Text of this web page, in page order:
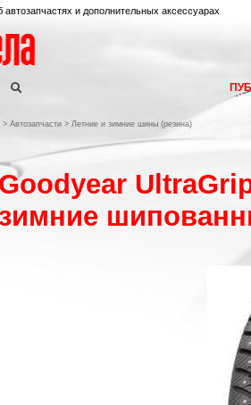
и дополнительных аксессуарах
> Автозапчасти > Летние и зимние шины (резина)
Goodyear
зимние